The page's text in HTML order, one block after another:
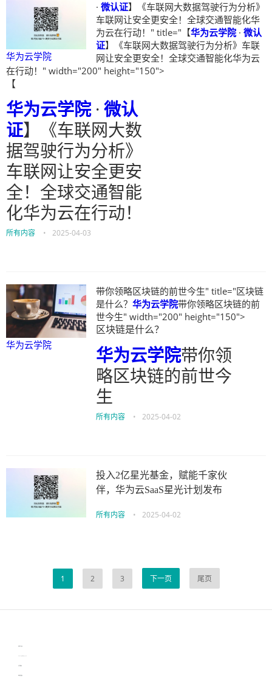
华为云学院
· 微认证】《车联网大数据驾驶行为分析》
车联网让安全更安全！全球交通智能化华
为云在行动！" title="【华为云学院 · 微认
证】《车联网大数据驾驶行为分析》车联
网让安全更安全！全球交通智能化华为云
在行动！" width="200" height="150">
【
华为云学院· 微认
证】《车联网大数
据驾驶行为分析》
车联网让安全更安
全！全球交通智能
化华为云在行动！
所有内容 • 2025-04-03
华为云学院
带你领略区块链的前世今生" title="区块链
是什么？ 华为云学院带你领略区块链的前
世今生" width="200" height="150">
区块链是什么？
华为云学院带你领
略区块链的前世今
生
所有内容 • 2025-04-02
投入2亿星光基金，赋能千家伙
伴，华为云SaaS星光计划发布
所有内容 • 2025-04-02
1 2 3 下一页 尾页